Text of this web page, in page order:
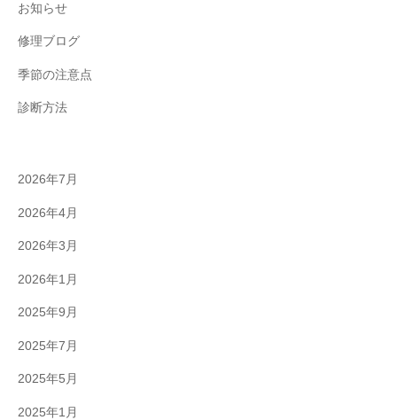
お知らせ
修理ブログ
季節の注意点
診断方法
2026年7月
2026年4月
2026年3月
2026年1月
2025年9月
2025年7月
2025年5月
2025年1月